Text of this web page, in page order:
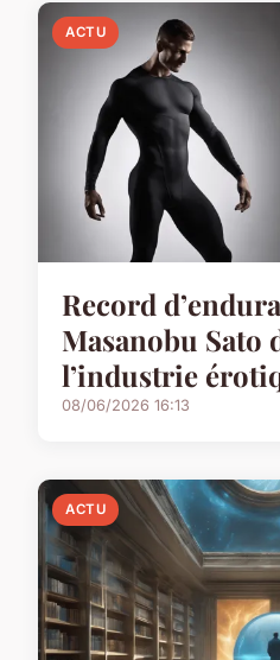
ACTU
Record
Masanobu Sato
l’industrie
08/06/2026 16:13
ACTU